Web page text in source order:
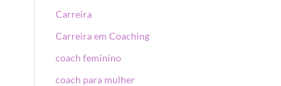
Carreira
Carreira em Coaching
coach feminino
coach para mulher